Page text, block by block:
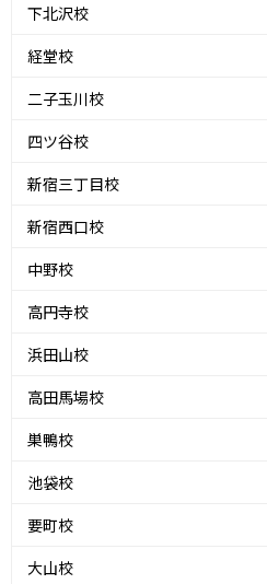
下北沢校
経堂校
二子玉川校
四ツ谷校
新宿三丁目校
新宿西口校
中野校
高円寺校
浜田山校
高田馬場校
巣鴨校
池袋校
要町校
大山校